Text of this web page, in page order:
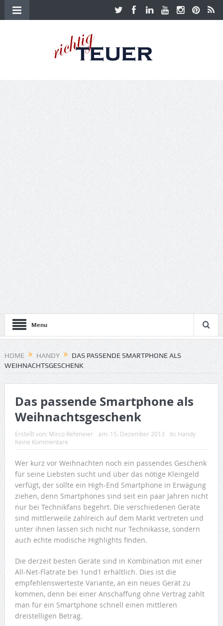
Menu
HOME HANDY
DAS PASSENDE SMARTPHONE ALS
WEIHNACHTSGESCHENK
Das passende Smartphone als
Weihnachtsgeschenk
Erstellt von: Mirco Rehmeier am: 15. Dezember 2013 In: Handy
Keine Kommentare
Wer kurz vor Weihnachten noch ein passendes Geschenk
für seine Liebsten sucht und über das nötige Kleingeld
verfügt, der sollte ein High-End Smartphone in Erwägung
ziehen, denn Smartphones sind seit ein paar Jahren nicht
nur bei Technikfans begehrt. Die verschiedenen Geräte
sind mittlerweile zahlreich auf dem Markt vertreten und
unter ihnen lassen sich nicht nur Technikasse, sondern
auch echte modische Highlights finden.
Die derzeit besten Geräte sind in Kombination mit einer
All-Net-Flatrate bei 1und1 erhältlich. Dies ist die
empfehlenswerteste Variante, an ein neues Gerät zu
kommen, denn bei einer Anschaffung ohne Vertrag zahlt
man für ein Smartphone schnell einen mittleren
dreistelligen Betrag.